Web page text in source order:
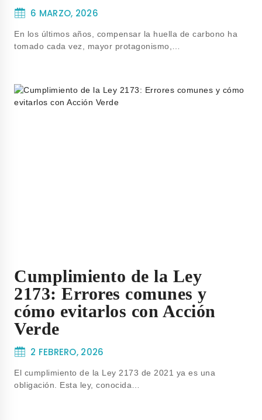
6 MARZO, 2026
En los últimos años, compensar la huella de carbono ha
tomado cada vez, mayor protagonismo,…
Cumplimiento de la Ley
2173: Errores comunes y
cómo evitarlos con Acción
Verde
2 FEBRERO, 2026
El cumplimiento de la Ley 2173 de 2021 ya es una
obligación. Esta ley, conocida…